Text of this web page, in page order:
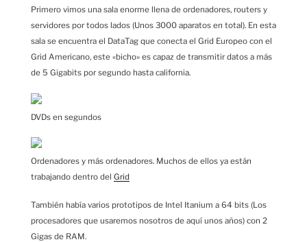
Primero vimos una sala enorme llena de ordenadores, routers y
servidores por todos lados (Unos 3000 aparatos en total). En esta
sala se encuentra el DataTag que conecta el Grid Europeo con el
Grid Americano, este «bicho» es capaz de transmitir datos a más
de 5 Gigabits por segundo hasta california.
DVDs en segundos
Ordenadores y más ordenadores. Muchos de ellos ya están
trabajando dentro del Grid
También había varios prototipos de Intel Itanium a 64 bits (Los
procesadores que usaremos nosotros de aquí unos años) con 2
Gigas de RAM.